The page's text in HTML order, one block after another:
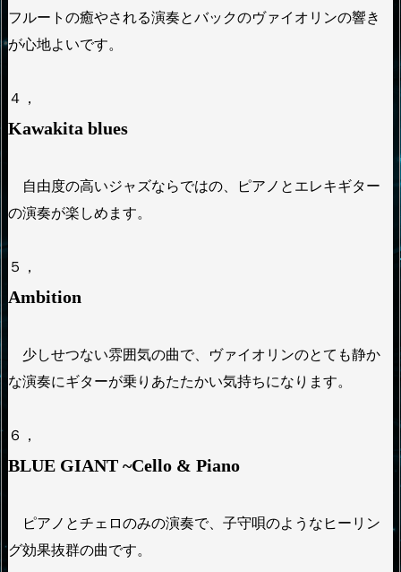
フルートの癒やされる演奏とバックのヴァイオリンの響き
が心地よいです。
４，
Kawakita blues
自由度の高いジャズならではの、ピアノとエレキギター
の演奏が楽しめます。
５，
Ambition
少しせつない雰囲気の曲で、ヴァイオリンのとても静か
な演奏にギターが乗りあたたかい気持ちになります。
６，
BLUE GIANT ~Cello & Piano
ピアノとチェロのみの演奏で、子守唄のようなヒーリン
グ効果抜群の曲です。